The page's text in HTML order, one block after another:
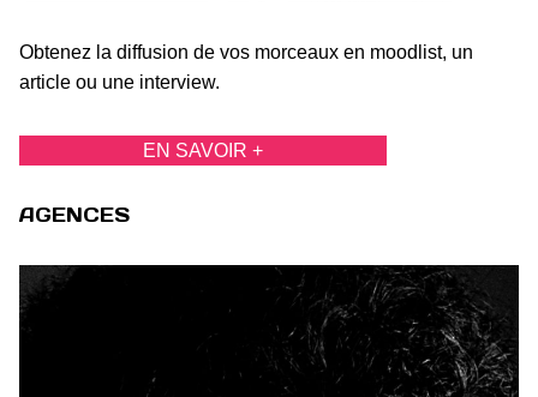
Obtenez la diffusion de vos morceaux en moodlist, un
article ou une interview.
EN SAVOIR +
AGENCES